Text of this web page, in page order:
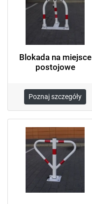
Blokada na miejsce
postojowe
Poznaj szczegóły